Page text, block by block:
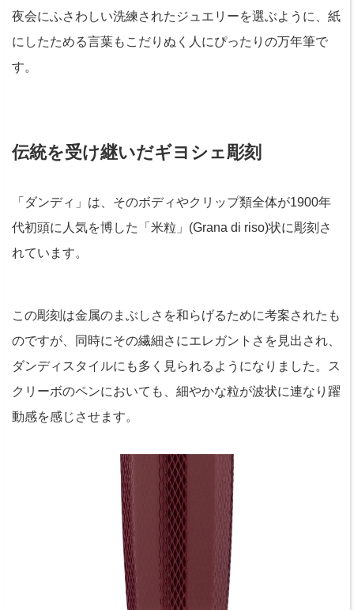
夜会にふさわしい洗練されたジュエリーを選ぶように、紙
にしたためる言葉もこだりぬく人にぴったりの万年筆で
す。
伝統を受け継いだギヨシェ彫刻
「ダンディ」は、そのボディやクリップ類全体が1900年
代初頭に人気を博した「米粒」(Grana di riso)状に彫刻さ
れています。
この彫刻は金属のまぶしさを和らげるために考案されたも
のですが、同時にその繊細さにエレガントさを見出され、
ダンディスタイルにも多く見られるようになりました。ス
クリーボのペンにおいても、細やかな粒が波状に連なり躍
動感を感じさせます。